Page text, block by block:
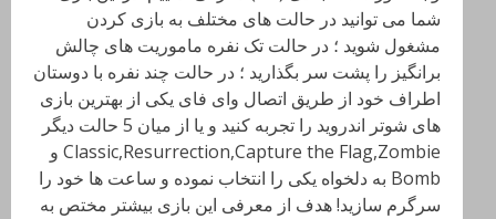
شما می توانید در حالت های مختلف به بازی کردن
مشغول شوید ؛ در حالت تک نفره ماموریت های چالش
برانگیز را پشت سر بگذارید ؛ در حالت چند نفره با دوستان
اطراف خود از طریق اتصال وای فای یکی از بهترین بازی
های شوتر اندروید را تجربه کنید و یا از میان 5 حالت دیگر
Classic,Resurrection,Capture the Flag,Zombie و
Bomb به دلخواه یکی را انتخاب نموده و ساعت ها خود را
سرگرم سازید! هدف از معرفی این بازی بیشتر مختص به